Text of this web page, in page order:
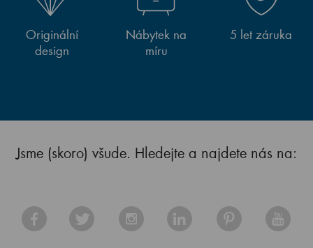
Originální
design
Nábytek na
míru
5 let záruka
Jsme (skoro) všude. Hledejte a najdete nás na: